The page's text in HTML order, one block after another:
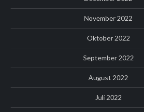
November 2022
Oktober 2022
September 2022
August 2022
Juli 2022